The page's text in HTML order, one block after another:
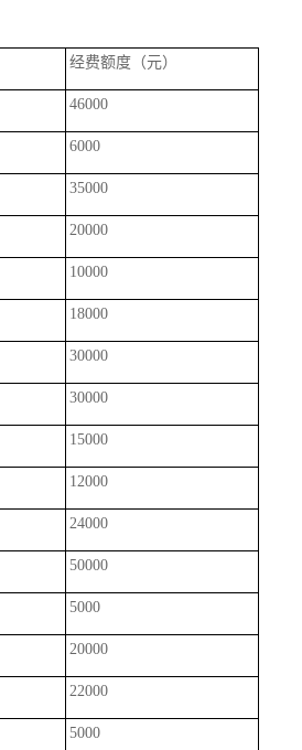
经费额度（元）
46000
6000
35000
20000
10000
18000
30000
30000
15000
12000
24000
50000
5000
20000
22000
5000